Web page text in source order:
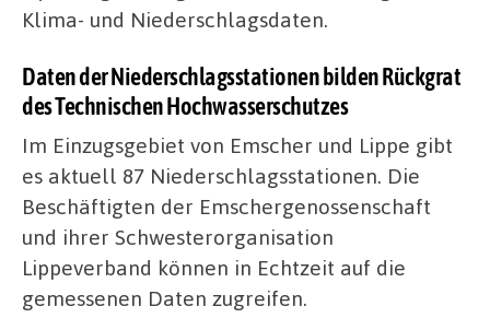
Klima- und Niederschlagsdaten.
Daten der Niederschlagsstationen bilden Rückgrat
des Technischen Hochwasserschutzes
Im Einzugsgebiet von Emscher und Lippe gibt
es aktuell 87 Niederschlagsstationen. Die
Beschäftigten der Emschergenossenschaft
und ihrer Schwesterorganisation
Lippeverband können in Echtzeit auf die
gemessenen Daten zugreifen.